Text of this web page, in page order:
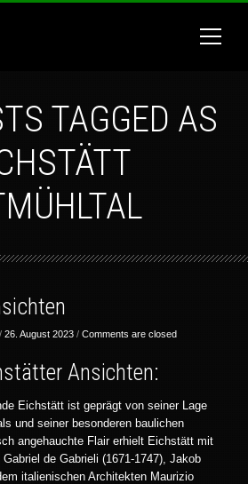
TAGGED AS
26. August 2023 / Comments are closed
Ansichten:
Eichstätt ist geprägt von seiner Lage
und seiner besonderen baulichen
angehauchte Flair erhielt Eichstätt mit
de Gabrieli (1671-1747), Jakob
italienischen Architekten Maurizio